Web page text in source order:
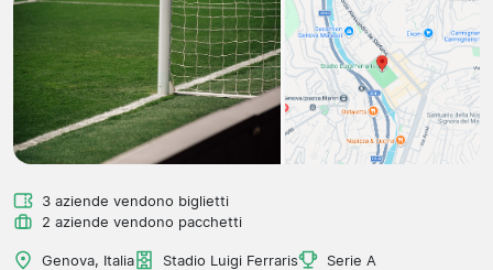
3 aziende vendono biglietti
2 aziende vendono pacchetti
Genova, Italia Stadio Luigi Ferraris Serie A